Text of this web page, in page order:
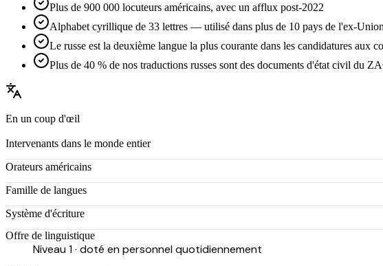
Plus de 900 000 locuteurs américains, avec un afflux post-2022
Alphabet cyrillique de 33 lettres — utilisé dans plus de 10 pays de l'ex-
Le russe est la deuxième langue la plus courante dans les candidatures aux
Plus de 40 % de nos traductions russes sont des documents d'état civil du
En un coup d'œil
Intervenants dans le monde entier
Orateurs américains
Famille de langues
Système d'écriture
Offre de linguistique
Niveau 1 · doté en personnel quotidiennement